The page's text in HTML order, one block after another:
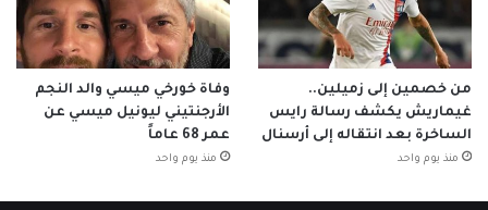
من خصمين إلى زميلين..
غيماريش يكشف رسالة رايس
الساخرة بعد انتقاله إلى أرسنال
منذ يوم واحد
وفاة خورخي ميسي والد النجم
الأرجنتيني ليونيل ميسي عن
عمر 68 عاماً
منذ يوم واحد